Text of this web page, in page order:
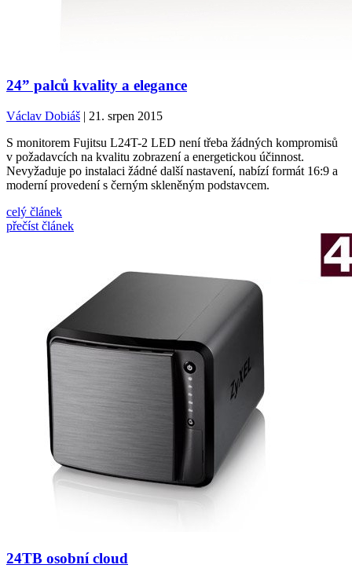
24” palců kvality a elegance
Václav Dobiáš | 21. srpen 2015
S monitorem Fujitsu L24T-2 LED není třeba žádných kompromisů
v požadavcích na kvalitu zobrazení a energetickou účinnost.
Nevyžaduje po instalaci žádné další nastavení, nabízí formát 16:9 a
moderní provedení s černým skleněným podstavcem.
celý článek
přečíst článek
24TB osobní cloud